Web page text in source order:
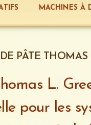
MACHINES À
PÂTE THOMAS
L.
pour les